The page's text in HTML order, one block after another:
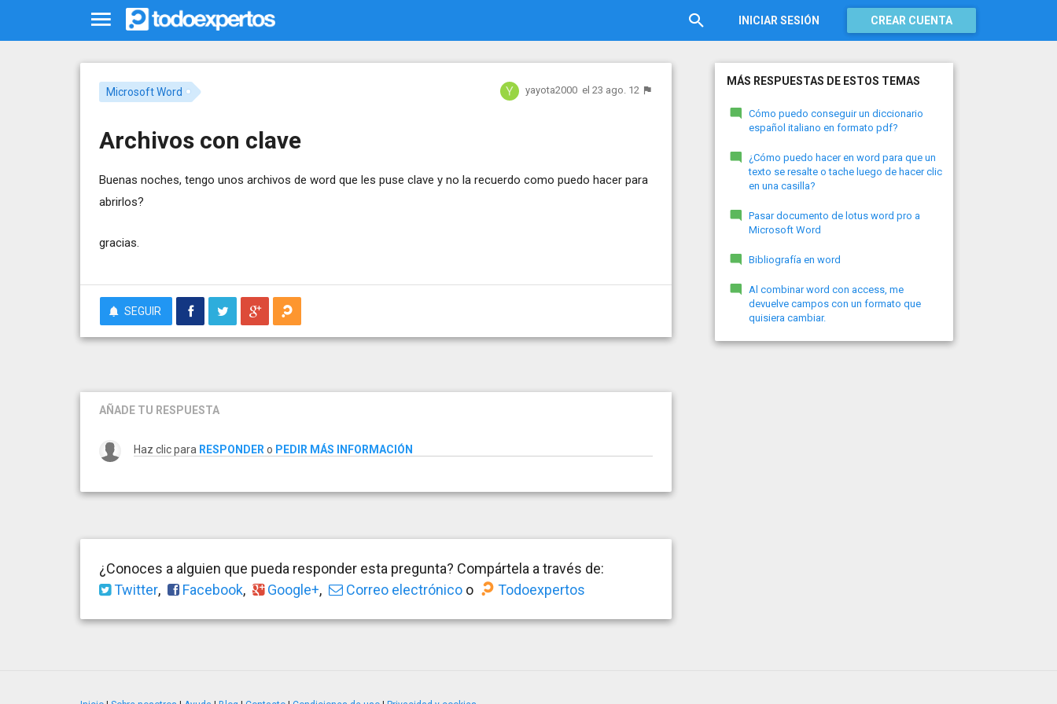
INICIAR SESIÓN CREAR CUENTA
Microsoft Word yayota2000 el 23 ago. 12
Archivos con clave
Buenas noches, tengo unos archivos de word que les puse clave y no la recuerdo como puedo hacer para
abrirlos?
gracias.
SEGUIR
AÑADE TU RESPUESTA
Haz clic para RESPONDER o PEDIR MÁS INFORMACIÓN
¿Conoces a alguien que pueda responder esta pregunta? Compártela a través de:
Twitter, Facebook, Google+, Correo electrónico o Todoexpertos
MÁS RESPUESTAS DE ESTOS TEMAS
Cómo puedo conseguir un diccionario
español italiano en formato pdf?
¿Cómo puedo hacer en word para que un
texto se resalte o tache luego de hacer clic
en una casilla?
Pasar documento de lotus word pro a
Microsoft Word
Bibliografía en word
Al combinar word con access, me
devuelve campos con un formato que
quisiera cambiar.